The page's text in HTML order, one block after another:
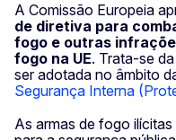
A Comissão Europeia
de diretiva para
fogo e outras
fogo na UE. Trata-se
ser adotada no âmbito
Segurança Interna
As armas de fogo